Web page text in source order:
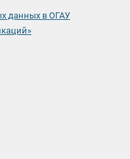
данных в ОГАУ